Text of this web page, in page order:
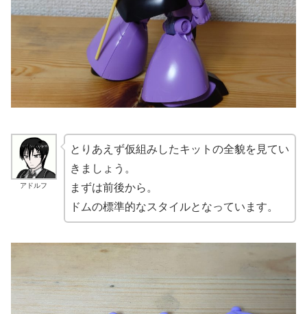
アドルフ
とりあえず仮組みしたキットの全貌を見てい
きましょう。
まずは前後から。
ドムの標準的なスタイルとなっています。